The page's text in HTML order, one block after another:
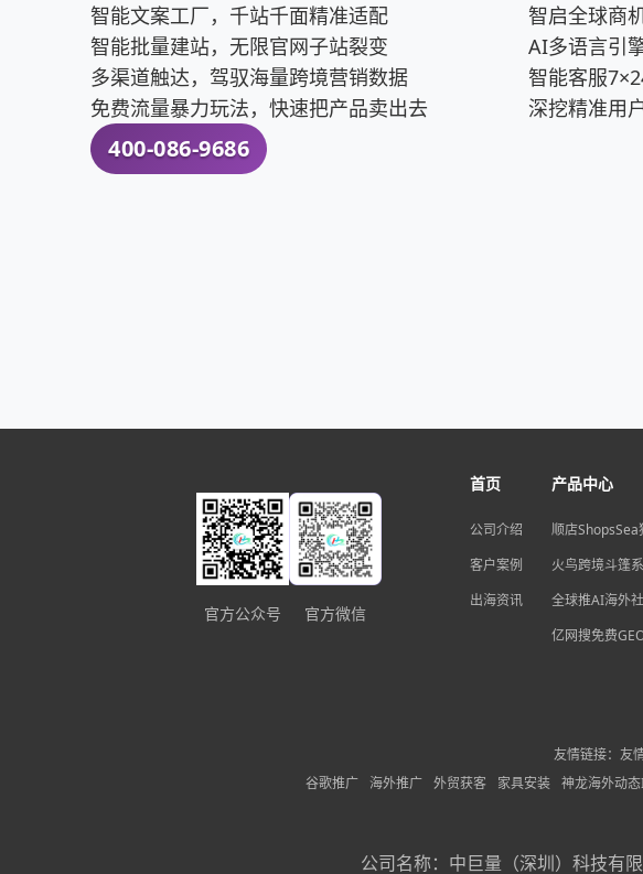
智能文案工厂，千站千面精准适配
智能批量建站，无限官网子站裂变
多渠道触达，驾驭海量跨境营销数据
免费流量暴力玩法，快速把产品卖出去
400-086-9686
智启全球商
AI多语言引
智能客服
深挖精准用
官方公众号 官方微信
首页
公司介绍
客户案例
出海资讯
产品中心
顺店ShopsSea
火鸟跨境斗篷
全球推AI海外
亿网搜免费
友情链接：友
谷歌推广
海外推广 外贸获客 家具安装 神龙海外动态
公司名称： 中巨量（深圳）科技有